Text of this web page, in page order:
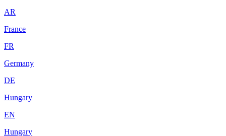
AR
France
FR
Germany
DE
Hungary
EN
Hungary